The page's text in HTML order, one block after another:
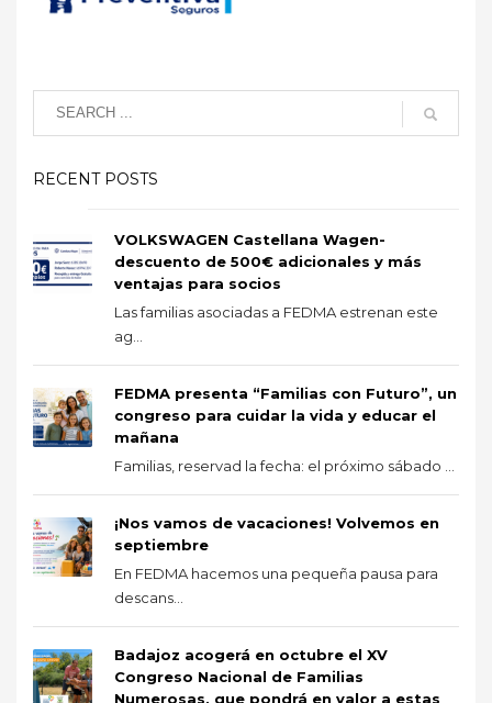
RECENT POSTS
VOLKSWAGEN Castellana Wagen-
descuento de 500€ adicionales y más
ventajas para socios
Las familias asociadas a FEDMA estrenan este
ag...
FEDMA presenta “Familias con Futuro”, un
congreso para cuidar la vida y educar el
mañana
Familias, reservad la fecha: el próximo sábado ...
¡Nos vamos de vacaciones! Volvemos en
septiembre
En FEDMA hacemos una pequeña pausa para
descans...
Badajoz acogerá en octubre el XV
Congreso Nacional de Familias
Numerosas, que pondrá en valor a estas